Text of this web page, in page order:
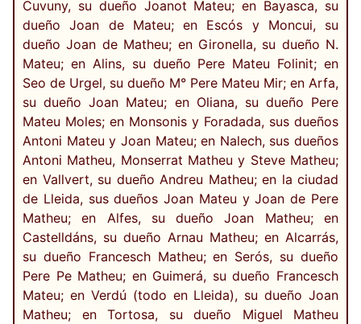
Cuvuny, su dueño Joanot Mateu; en Bayasca, su
dueño Joan de Mateu; en Escós y Moncui, su
dueño Joan de Matheu; en Gironella, su dueño N.
Mateu; en Alins, su dueño Pere Mateu Folinit; en
Seo de Urgel, su dueño M° Pere Mateu Mir; en Arfa,
su dueño Joan Mateu; en Oliana, su dueño Pere
Mateu Moles; en Monsonis y Foradada, sus dueños
Antoni Mateu y Joan Mateu; en Nalech, sus dueños
Antoni Matheu, Monserrat Matheu y Steve Matheu;
en Vallvert, su dueño Andreu Matheu; en la ciudad
de Lleida, sus dueños Joan Mateu y Joan de Pere
Matheu; en Alfes, su dueño Joan Matheu; en
Castelldáns, su dueño Arnau Matheu; en Alcarrás,
su dueño Francesch Matheu; en Serós, su dueño
Pere Pe Matheu; en Guimerá, su dueño Francesch
Mateu; en Verdú (todo en Lleida), su dueño Joan
Matheu; en Tortosa, su dueño Miguel Matheu